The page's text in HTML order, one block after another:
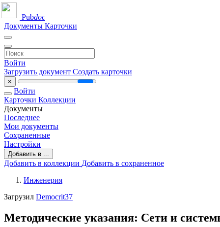
Pubdoc
Документы Карточки
Войти
Загрузить документ Создать карточки
×
Войти
Карточки Коллекции
Документы
Последнее
Мои документы
Сохраненные
Настройки
Добавить в ...
Добавить в коллекции Добавить в сохраненное
Инженерия
Загрузил Democrit37
Методические указания: Сети и